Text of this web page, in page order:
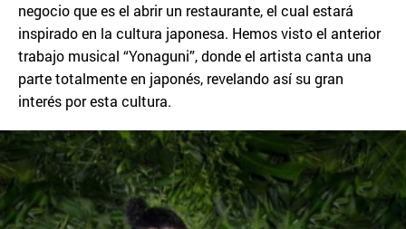
negocio que es el abrir un restaurante, el cual estará
inspirado en la cultura japonesa. Hemos visto el anterior
trabajo musical “Yonaguni”, donde el artista canta una
parte totalmente en japonés, revelando así su gran
interés por esta cultura.